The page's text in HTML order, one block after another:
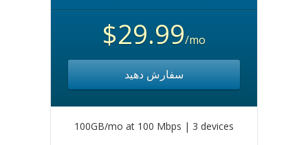
$29.99/mo
سفارش دهید
100GB/mo at 100 Mbps | 3 devices